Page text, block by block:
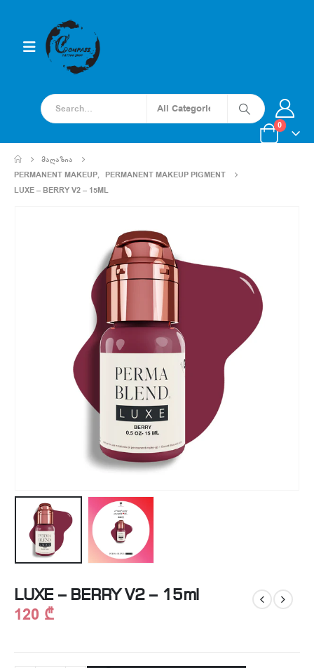
0
ᲛᲐᲦᲐᲖᲘᲐ
PERMANENT MAKEUP, PERMANENT MAKEUP PIGMENT
LUXE – BERRY V2 – 15ML
LUXE – BERRY V2 – 15ml
120 ₾